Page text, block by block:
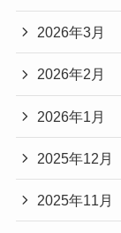
2026年3月
2026年2月
2026年1月
2025年12月
2025年11月